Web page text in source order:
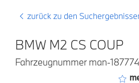
zurück zu den
BMW M2 CS COUP
Fahrzeugnummer man-187774